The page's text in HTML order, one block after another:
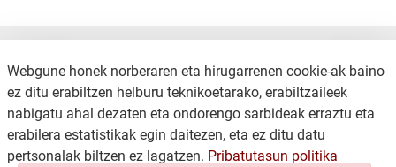
Webgune honek norberaren eta hirugarrenen cookie-ak baino
ez ditu erabiltzen helburu teknikoetarako, erabiltzaileek
nabigatu ahal dezaten eta ondorengo sarbideak erraztu eta
erabilera estatistikak egin daitezen, eta ez ditu datu
pertsonalak biltzen ez lagatzen. Pribatutasun politika